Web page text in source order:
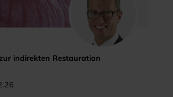
indirekten Restauration